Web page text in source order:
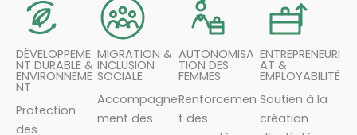
DÉVELOPPEME
NT DURABLE &
ENVIRONNEME
NT
Protection
des
MIGRATION &
INCLUSION
SOCIALE
Accompagne
ment des
AUTONOMISA
TION DES
FEMMES
Renforcemen
t des
ENTREPRENEURI
AT &
EMPLOYABILITÉ
Soutien à la
création